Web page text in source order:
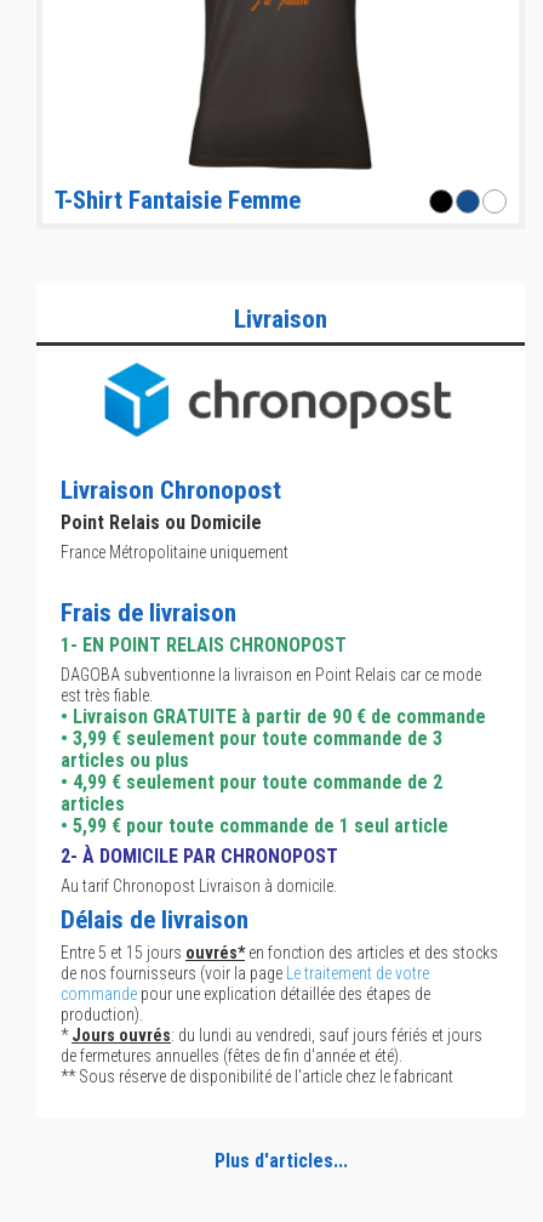
T-Shirt Fantaisie Femme
Livraison
Livraison Chronopost
Point Relais ou Domicile
France Métropolitaine uniquement
Frais de livraison
1- EN POINT RELAIS CHRONOPOST
DAGOBA subventionne la livraison en Point Relais car ce mode
est très fiable.
• Livraison GRATUITE à partir de 90 € de commande
• 3,99 € seulement pour toute commande de 3
articles ou plus
• 4,99 € seulement pour toute commande de 2
articles
• 5,99 € pour toute commande de 1 seul article
2- À DOMICILE PAR CHRONOPOST
Au tarif Chronopost Livraison à domicile.
Délais de livraison
Entre 5 et 15 jours ouvrés*en fonction des articles et des stocks
de nos fournisseurs (voir la page
Le traitement de votre
commande pour une explication détaillée des étapes de
production).
*Jours ouvrés: du lundi au vendredi, sauf jours fériés et jours
de fermetures annuelles (fêtes de fin d'année et été).
** Sous réserve de disponibilité de l'article chez le fabricant
Plus d'articles...